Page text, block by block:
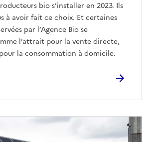
bio s’installer en 2023. Ils
à avoir fait ce choix. Et certaines
par l’Agence Bio se
l’attrait pour la vente directe,
la consommation à domicile.